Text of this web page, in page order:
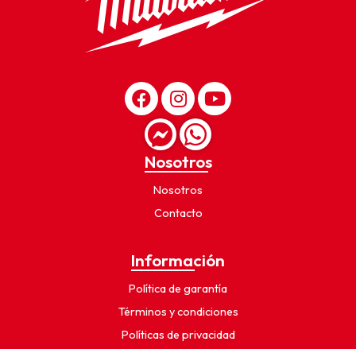
Nosotros
Nosotros
Contacto
Información
Política de garantía
Términos y condiciones
Políticas de privacidad